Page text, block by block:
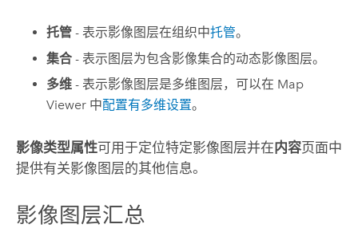
托管 - 表示影像图层在组织中托管。
集合 - 表示图层为包含影像集合的动态影像图层。
多维 - 表示影像图层是多维图层，可以在 Map
Viewer 中配置有多维设置。
影像类型属性可用于定位特定影像图层并在内容页面中
提供有关影像图层的其他信息。
影像图层汇总